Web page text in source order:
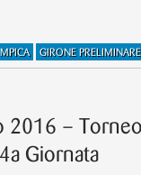
GIRONE PRELIMINARE
2016 –
Giornata